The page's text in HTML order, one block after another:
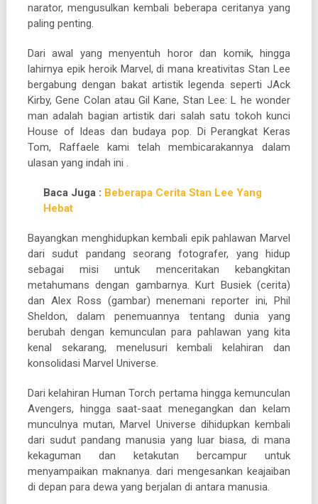
narator, mengusulkan kembali beberapa ceritanya yang
paling penting.
Dari awal yang menyentuh horor dan komik, hingga
lahirnya epik heroik Marvel, di mana kreativitas Stan Lee
bergabung dengan bakat artistik legenda seperti JAck
Kirby, Gene Colan atau Gil Kane, Stan Lee: L he wonder
man adalah bagian artistik dari salah satu tokoh kunci
House of Ideas dan budaya pop. Di Perangkat Keras
Tom, Raffaele kami telah membicarakannya dalam
ulasan yang indah ini .
Baca Juga : Beberapa Cerita Stan Lee Yang
Hebat
Bayangkan menghidupkan kembali epik pahlawan Marvel
dari sudut pandang seorang fotografer, yang hidup
sebagai misi untuk menceritakan kebangkitan
metahumans dengan gambarnya. Kurt Busiek (cerita)
dan Alex Ross (gambar) menemani reporter ini, Phil
Sheldon, dalam penemuannya tentang dunia yang
berubah dengan kemunculan para pahlawan yang kita
kenal sekarang, menelusuri kembali kelahiran dan
konsolidasi Marvel Universe.
Dari kelahiran Human Torch pertama hingga kemunculan
Avengers, hingga saat-saat menegangkan dan kelam
munculnya mutan, Marvel Universe dihidupkan kembali
dari sudut pandang manusia yang luar biasa, di mana
kekaguman dan ketakutan bercampur untuk
menyampaikan maknanya. dari mengesankan keajaiban
di depan para dewa yang berjalan di antara manusia.